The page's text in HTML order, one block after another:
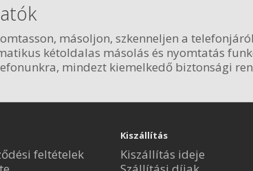
másoljon, szkenneljen a
kétoldalas másolás és nyomtatás
mindezt kiemelkedő biztonsági
feltételek
Kiszállítás
Kiszállítás ideje